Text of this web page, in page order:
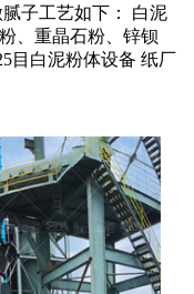
子工艺如下： 白泥
、重晶石粉、锌钡
目白泥粉体设备 纸厂